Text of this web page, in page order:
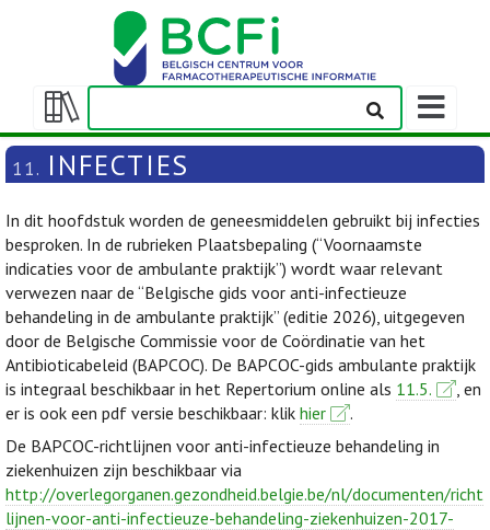
Weergeven/verbergen
inhoudstafel
11. INFECTIES
In dit hoofdstuk worden de geneesmiddelen gebruikt bij infecties
besproken. In de rubrieken Plaatsbepaling (“Voornaamste
indicaties voor de ambulante praktijk”) wordt waar relevant
verwezen naar de “Belgische gids voor anti-infectieuze
behandeling in de ambulante praktijk” (editie 2026), uitgegeven
door de Belgische Commissie voor de Coördinatie van het
Antibioticabeleid (BAPCOC). De BAPCOC-gids ambulante praktijk
is integraal beschikbaar in het Repertorium online als 11.5.
, en
er is ook een pdf versie beschikbaar: klik hier
.
De BAPCOC-richtlijnen voor anti-infectieuze behandeling in
ziekenhuizen zijn beschikbaar via
http://overlegorganen.gezondheid.belgie.be/nl/documenten/richt
lijnen-voor-anti-infectieuze-behandeling-ziekenhuizen-2017-